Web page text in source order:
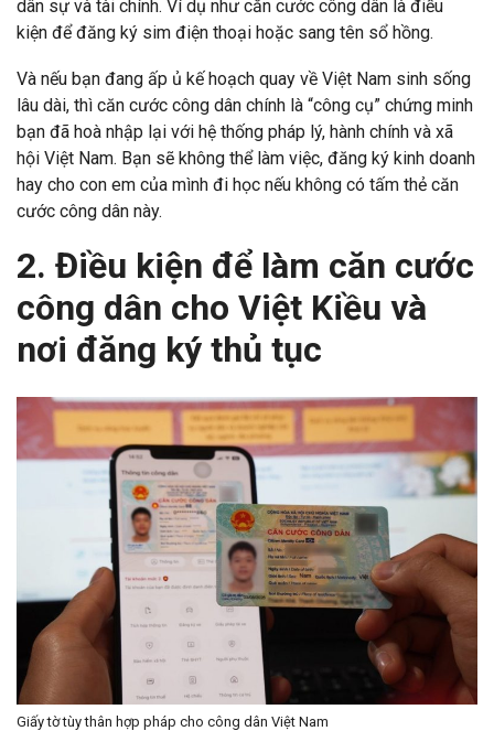
dân sự và tài chính. Ví dụ như căn cước công dân là điều
kiện để đăng ký sim điện thoại hoặc sang tên sổ hồng.
Và nếu bạn đang ấp ủ kế hoạch quay về Việt Nam sinh sống
lâu dài, thì căn cước công dân chính là “công cụ” chứng minh
bạn đã hoà nhập lại với hệ thống pháp lý, hành chính và xã
hội Việt Nam. Bạn sẽ không thể làm việc, đăng ký kinh doanh
hay cho con em của mình đi học nếu không có tấm thẻ căn
cước công dân này.
2. Điều kiện để làm căn cước
công dân cho Việt Kiều và
nơi đăng ký thủ tục
Giấy tờ tùy thân hợp pháp cho công dân Việt Nam